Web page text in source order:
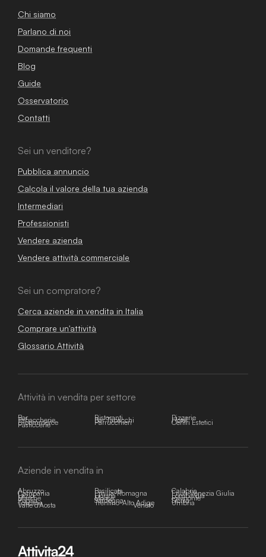
Chi siamo
Parlano di noi
Domande frequenti
Blog
Guide
Osservatorio
Contatti
Sei un venditore?
Pubblica annuncio
Calcola il valore della tua azienda
Intermediari
Professionisti
Vendere azienda
Vendere attività commerciale
Sei un compratore?
Cerca aziende in vendita in Italia
Comprare un'attività
Glossario Attività
Attività in vendita per settore
Bar Ristoranti Pizzerie
Tabaccherie Bar Tabacchi Hotel
E-commerce Parrucchieri Centri Estetici
Pasticcerie
Aziende in vendita in
Abruzzo Basilicata Calabria
Campania Emilia-Romagna Friuli-Venezia Giulia
Lazio Liguria Lombardia
Marche Molise Piemonte
Puglia Sardegna Sicilia
Toscana Trentino-Alto Adige Umbria
Valle d'Aosta Veneto